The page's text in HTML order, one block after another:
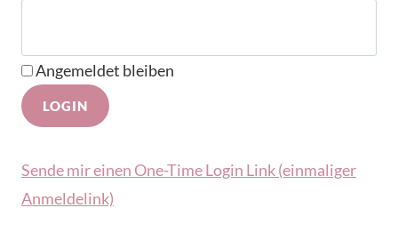
Angemeldet bleiben
Sende mir einen One-Time Login Link (einmaliger
Anmeldelink)